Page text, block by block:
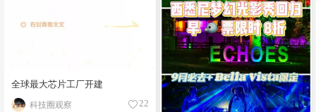
全球最大芯片工厂开建
科技圈观察 22